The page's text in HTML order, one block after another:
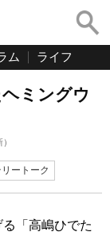
ム ライフ
ミングウ
ートーク
「高嶋ひでた